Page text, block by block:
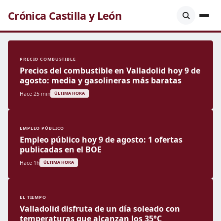
Crónica Castilla y León
PRECIO COMBUSTIBLE
Precios del combustible en Valladolid hoy 9 de
agosto: media y gasolineras más baratas
Hace 25 min ÚLTIMA HORA
EMPLEO PÚBLICO
Empleo público hoy 9 de agosto: 1 ofertas
publicadas en el BOE
Hace 1h ÚLTIMA HORA
EL TIEMPO
Valladolid disfruta de un día soleado con
temperaturas que alcanzan los 35°C